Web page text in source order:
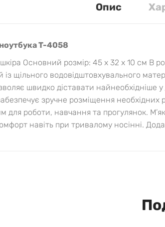
Опис
T-4058
Основний розмір: 45 х 32 х 10 см В
із щільного водовідштовхувального
швидко діставати найнеобхідніше
зручне розміщення
для роботи, навчання та прогулянок.
навіть при тривалому носінні.